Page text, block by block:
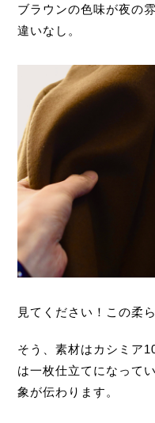
ブラウンの色味が夜の
違いなし。
見てください！この柔
そう、素材はカシミア
は一枚仕立てになって
象が伝わります。